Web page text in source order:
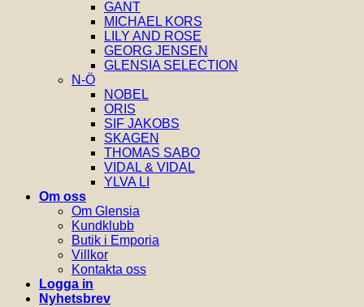
GANT
MICHAEL KORS
LILY AND ROSE
GEORG JENSEN
GLENSIA SELECTION
N-Ö
NOBEL
ORIS
SIF JAKOBS
SKAGEN
THOMAS SABO
VIDAL & VIDAL
YLVA LI
Om oss
Om Glensia
Kundklubb
Butik i Emporia
Villkor
Kontakta oss
Logga in
Nyhetsbrev